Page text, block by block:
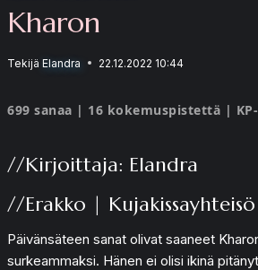
Kharon
Tekijä Elandra 22.12.2022 10:44
699 sanaa | 16 kokemuspistettä |
//Kirjoittaja: Elandra
//Erakko | Kujakissayhteisö
Päivänsäteen sanat olivat saaneet
surkeammaksi. Hänen ei olisi ikinä